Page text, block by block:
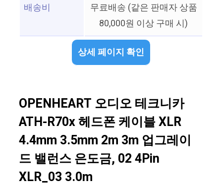
배송비
무료배송 (같은 판매자 상품
80,000원 이상 구매 시)
상세 페이지 확인
OPENHEART 오디오 테크니카
ATH-R70x 헤드폰 케이블 XLR
4.4mm 3.5mm 2m 3m 업그레이
드 밸런스 은도금, 02 4Pin
XLR_03 3.0m